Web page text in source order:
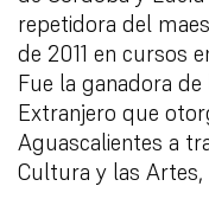
repetidora del
de 2011 en cursos
Fue la ganadora
Extranjero que
Aguascalientes a
Cultura y las Artes,